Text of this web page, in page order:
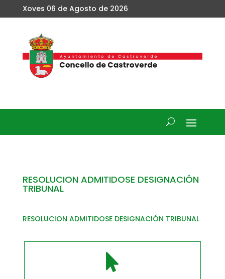
Xoves 06 de Agosto de 2026
RESOLUCION ADMITIDOSE DESIGNACIÓN
TRIBUNAL
RESOLUCION ADMITIDOSE DESIGNACIÓN TRIBUNAL
